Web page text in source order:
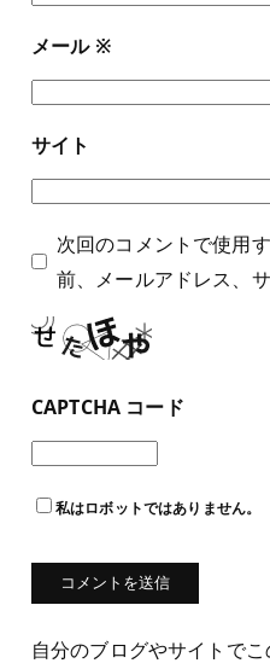
メール ※
サイト
次回のコメントで使用
前、メールアドレス、
CAPTCHA コード
私はロボットではありません。
自分のブログやサイトで